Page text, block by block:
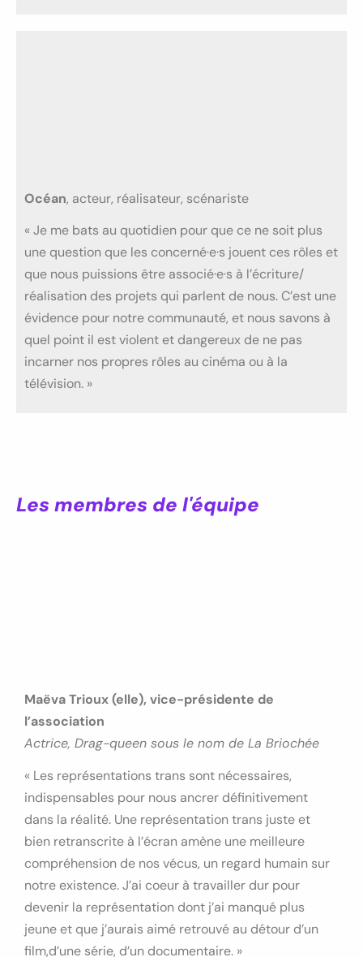
Océan, acteur, réalisateur, scénariste
« Je me bats au quotidien pour que ce ne soit plus
une question que les concerné·e·s jouent ces rôles et
que nous puissions être associé·e·s à l’écriture/
réalisation des projets qui parlent de nous. C’est une
évidence pour notre communauté, et nous savons à
quel point il est violent et dangereux de ne pas
incarner nos propres rôles au cinéma ou à la
télévision. »
Les membres de l'équipe
Maëva Trioux (elle), vice-présidente de
l’association
Actrice, Drag-queen sous le nom de La Briochée
« Les représentations trans sont nécessaires,
indispensables pour nous ancrer définitivement
dans la réalité. Une représentation trans juste et
bien retranscrite à l’écran amène une meilleure
compréhension de nos vécus, un regard humain sur
notre existence. J’ai coeur à travailler dur pour
devenir la représentation dont j’ai manqué plus
jeune et que j’aurais aimé retrouvé au détour d’un
film,d’une série, d’un documentaire. »